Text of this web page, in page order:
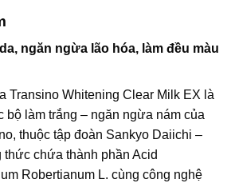
ngăn ngừa lão hóa, làm đều màu
Transino Whitening Clear Milk EX là
bộ làm trắng – ngăn ngừa nám của
thuộc tập đoàn Sankyo Daiichi –
thức chứa thành phần Acid
Robertianum L. cùng công nghệ